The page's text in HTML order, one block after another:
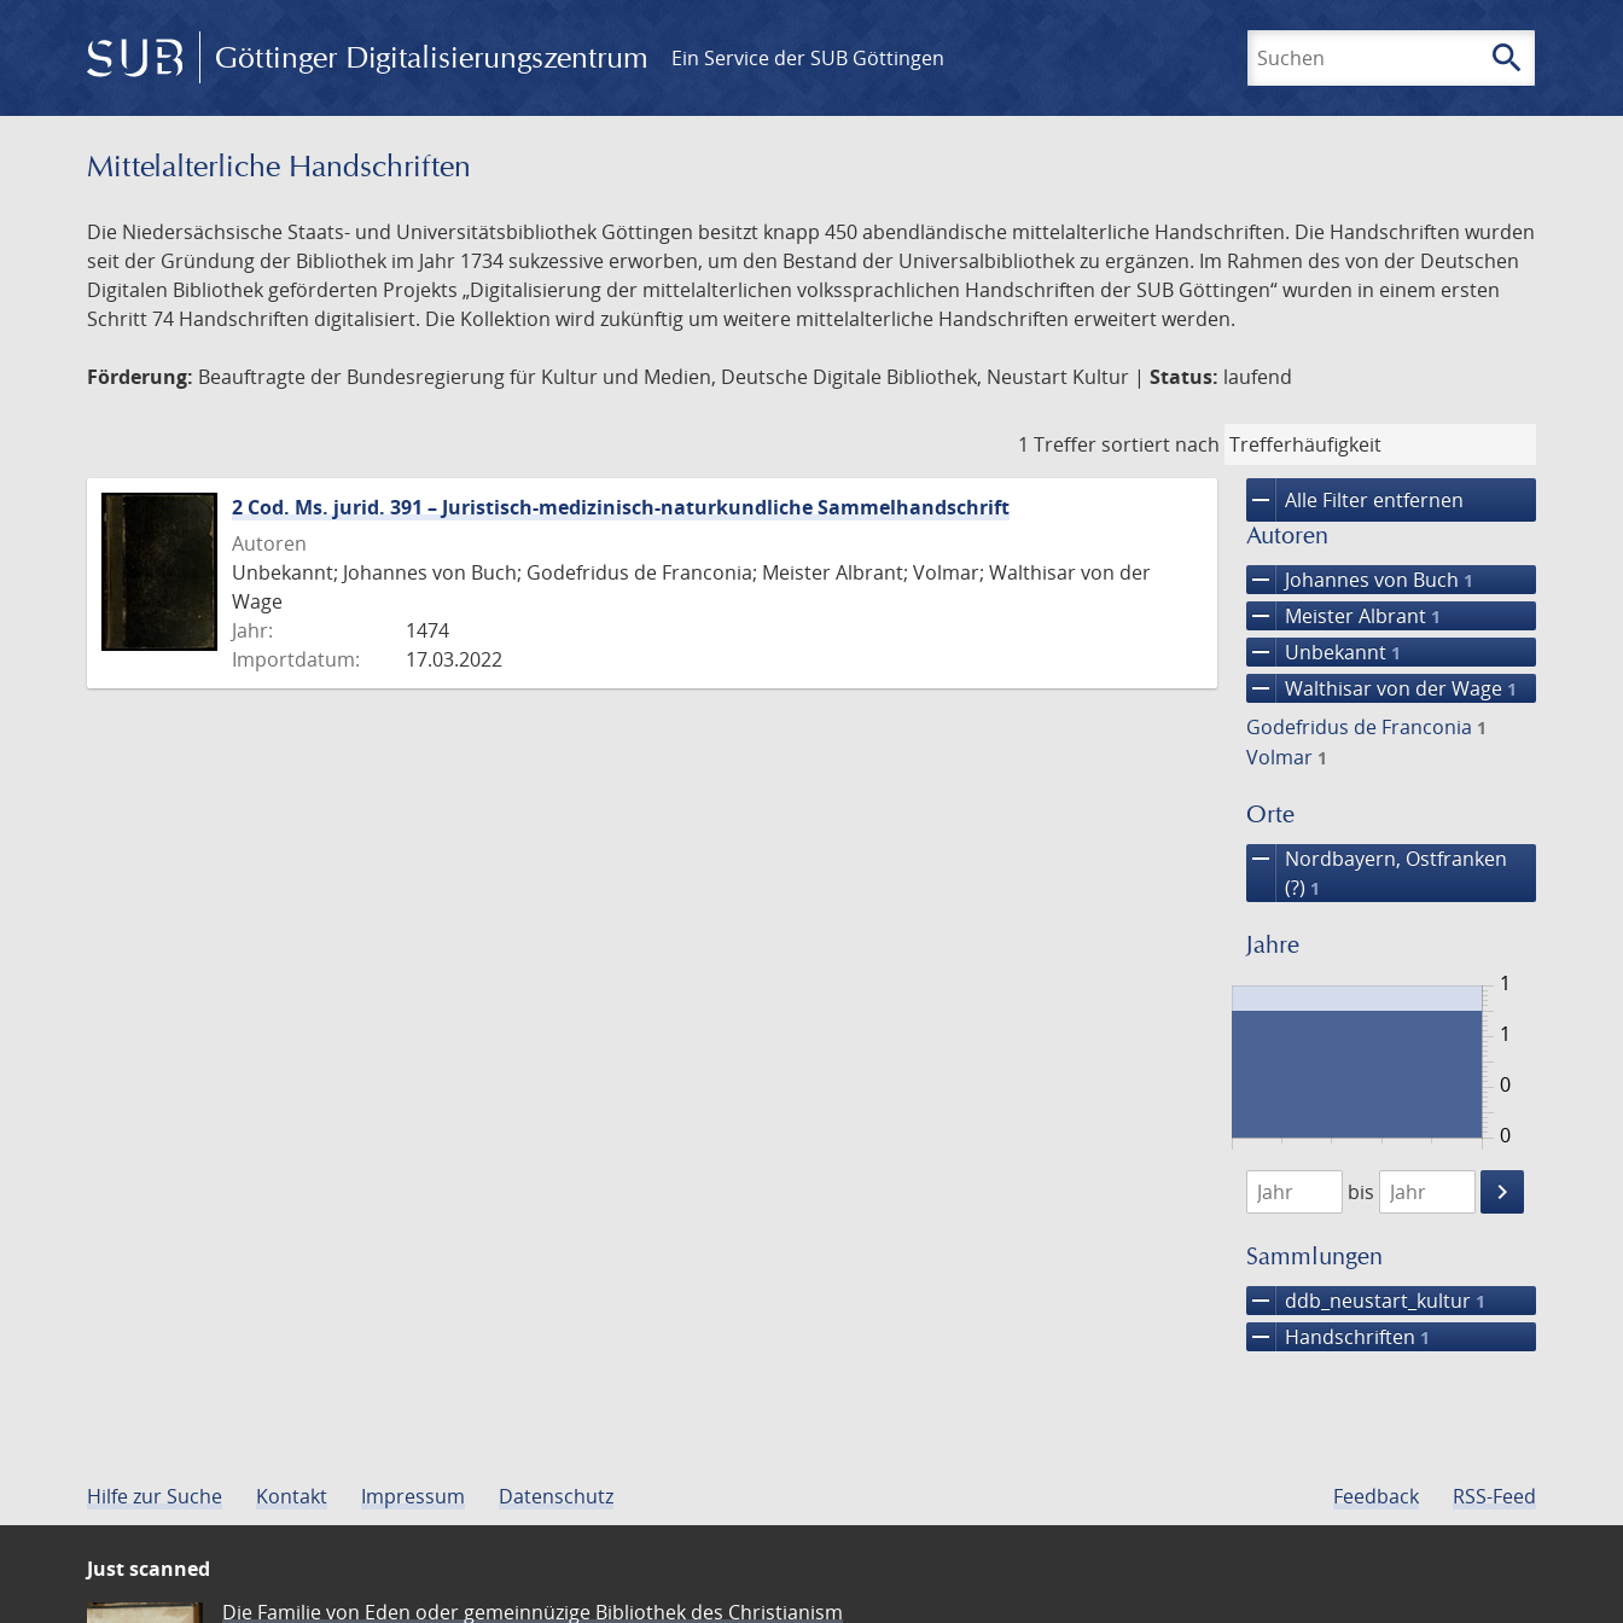
Göttinger Digitalisierungszentrum Ein Service der SUB Göttingen search
Mittelalterliche Handschriften
Die Niedersächsische Staats- und Universitätsbibliothek Göttingen besitzt knapp 450 abendländische mittelalterliche Handschriften. Die Handschriften wurden
seit der Gründung der Bibliothek im Jahr 1734 sukzessive erworben, um den Bestand der Universalbibliothek zu ergänzen. Im Rahmen des von der Deutschen
Digitalen Bibliothek geförderten Projekts „Digitalisierung der mittelalterlichen volkssprachlichen Handschriften der SUB Göttingen“ wurden in einem ersten
Schritt 74 Handschriften digitalisiert. Die Kollektion wird zukünftig um weitere mittelalterliche Handschriften erweitert werden.
Förderung: Beauftragte der Bundesregierung für Kultur und Medien, Deutsche Digitale Bibliothek, Neustart Kultur | Status: laufend
1 Treffer sortiert nach
remove Alle Filter entfernen
Autoren
remove Johannes von Buch 1
remove Meister Albrant 1
remove Unbekannt 1
remove Walthisar von der Wage 1
Godefridus de Franconia 1
Volmar 1
Orte
remove
Nordbayern, Ostfranken
(?) 1
Jahre
0
1
0
1
1474
1475
bis
keyboard_arrow_right
Suche
Sammlungen
remove ddb_neustart_kultur 1
remove Handschriften 1
2 Cod. Ms. jurid. 391 – Juristisch-medizinisch-naturkundliche Sammelhandschrift
Autoren
Unbekannt; Johannes von Buch; Godefridus de Franconia; Meister Albrant; Volmar; Walthisar von der
Wage
Jahr:
1474
Importdatum:
17.03.2022
Hilfe zur Suche Kontakt Impressum Datenschutz Feedback RSS-Feed
Just scanned
Die Familie von Eden oder gemeinnüzige Bibliothek des Christianism